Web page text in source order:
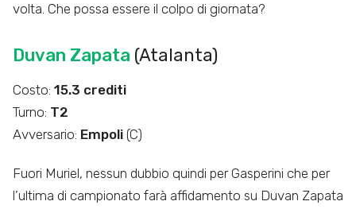
volta. Che possa essere il colpo di giornata?
Duvan Zapata (Atalanta)
Costo: 15.3 crediti
Turno: T2
Avversario: Empoli (C)
Fuori Muriel, nessun dubbio quindi per Gasperini che per
l’ultima di campionato farà affidamento su Duvan Zapata